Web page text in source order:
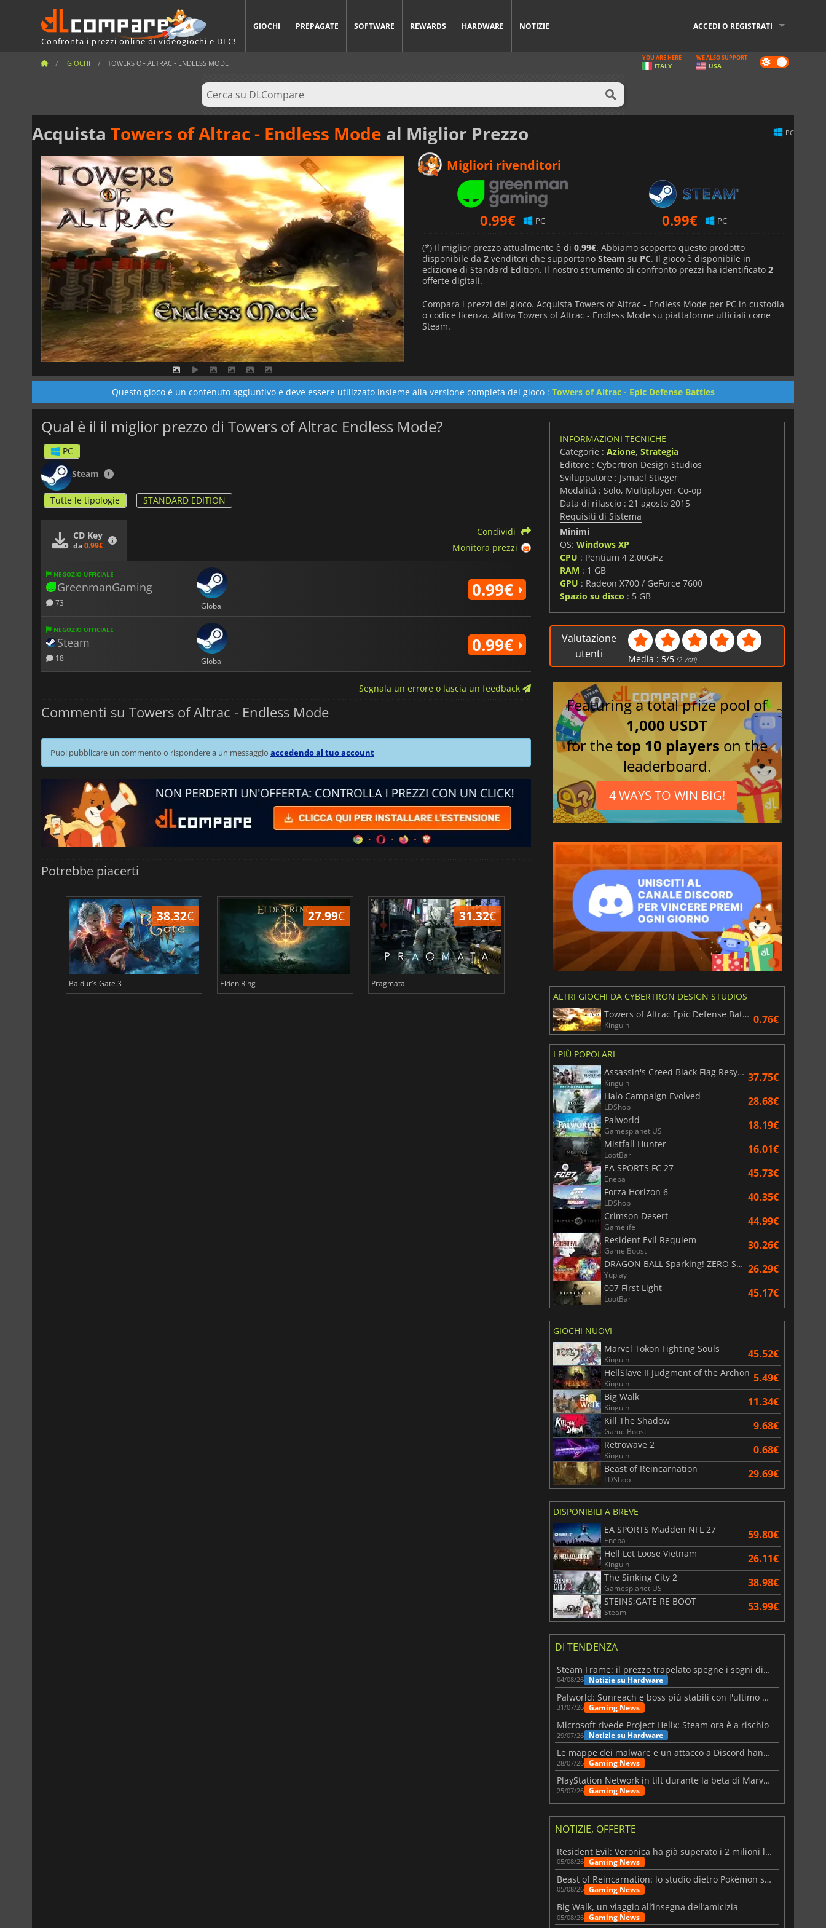
Confronta i prezzi online di videogiochi e DLC!
GIOCHI PREPAGATE SOFTWARE REWARDS HARDWARE NOTIZIE ACCEDI O REGISTRATI
GIOCHI TOWERS OF ALTRAC - ENDLESS MODE Dark
mode
YOU ARE HERE
ITALY
WE ALSO SUPPORT
USA
Acquista Towers of Altrac - Endless Mode al Miglior Prezzo PC
Migliori rivenditori
0.99€ PC 0.99€ PC
(*) Il miglior prezzo attualmente è di 0.99€. Abbiamo scoperto questo prodotto
disponibile da 2 venditori che supportano Steam su PC. Il gioco è disponibile in
edizione di Standard Edition. Il nostro strumento di confronto prezzi ha identificato 2
offerte digitali.
Compara i prezzi del gioco. Acquista Towers of Altrac - Endless Mode per PC in custodia
o codice licenza. Attiva Towers of Altrac - Endless Mode su piattaforme ufficiali come
Steam.
Questo gioco è un contenuto aggiuntivo e deve essere utilizzato insieme alla versione completa del gioco : Towers of Altrac - Epic Defense Battles
Qual è il il miglior prezzo di Towers of Altrac Endless Mode?
PC
Steam
Tutte le tipologie STANDARD EDITION
CD Key
da0.99€
Condividi
Monitora prezzi
NEGOZIO UFFICIALE
GreenmanGaming
73 Global
0.99€
NEGOZIO UFFICIALE
Steam
18 Global
0.99€
Segnala un errore o lascia un feedback
Commenti su Towers of Altrac - Endless Mode
Puoi pubblicare un commento o rispondere a un messaggio accedendo al tuo account
Potrebbe piacerti
38.32€
Baldur's Gate 3
27.99€
Elden Ring
31.32€
Pragmata
6.77€ 15.48
INFORMAZIONI TECNICHE
Categorie : Azione, Strategia
Editore : Cybertron Design Studios
Sviluppatore : Jsmael Stieger
Modalità : Solo, Multiplayer, Co-op
Data di rilascio : 21 agosto 2015
Requisiti di Sistema
Minimi
OS: Windows XP
CPU : Pentium 4 2.00GHz
RAM : 1 GB
GPU : Radeon X700 / GeForce 7600
Spazio su disco : 5 GB
Valutazione
utenti
Media : 5/5 (2 Voti)
Featuring a total prize pool of
1,000 USDT
for thetop 10 players on the
leaderboard.
4 WAYS TO WIN BIG!
ALTRI GIOCHI DA CYBERTRON DESIGN STUDIOS
Towers of Altrac Epic Defense Battles
Kinguin 0.76€
I PIÙ POPOLARI
Assassin's Creed Black Flag Resynced
Kinguin 37.75€
Halo Campaign Evolved
LDShop 28.68€
Palworld
Gamesplanet US 18.19€
Mistfall Hunter
LootBar 16.01€
EA SPORTS FC 27
Eneba 45.73€
Forza Horizon 6
LDShop 40.35€
Crimson Desert
Gamelife 44.99€
Resident Evil Requiem
Game Boost 30.26€
DRAGON BALL Sparking! ZERO Super Limit Breaking NEO
Yuplay 26.29€
007 First Light
LootBar 45.17€
GIOCHI NUOVI
Marvel Tokon Fighting Souls
Kinguin 45.52€
HellSlave II Judgment of the Archon
Kinguin 5.49€
Big Walk
Kinguin 11.34€
Kill The Shadow
Game Boost 9.68€
Retrowave 2
Kinguin 0.68€
Beast of Reincarnation
LDShop 29.69€
DISPONIBILI A BREVE
EA SPORTS Madden NFL 27
Eneba 59.80€
Hell Let Loose Vietnam
Kinguin 26.11€
The Sinking City 2
Gamesplanet US 38.98€
STEINS;GATE RE BOOT
Steam 53.99€
DI TENDENZA
Steam Frame: il prezzo trapelato spegne i sogni di un VR economico
04/08/26 Notizie su Hardware
Palworld: Sunreach e boss più stabili con l'ultimo update
31/07/26 Gaming News
Microsoft rivede Project Helix: Steam ora è a rischio
29/07/26 Notizie su Hardware
Le mappe dei malware e un attacco a Discord hanno colpito Meccha Chameleon
28/07/26 Gaming News
PlayStation Network in tilt durante la beta di Marvel Tōkon
25/07/26 Gaming News
NOTIZIE, OFFERTE
Resident Evil: Veronica ha già superato i 2 milioni liste dei desideri
05/08/26 Gaming News
Beast of Reincarnation: lo studio dietro Pokémon su una nuova strada
05/08/26 Gaming News
Big Walk, un viaggio all’insegna dell’amicizia
05/08/26 Gaming News